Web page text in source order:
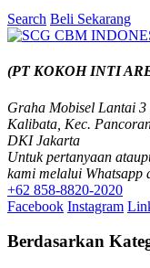
Search Beli Sekarang
(PT KOKOH INTI
Graha Mobisel Lantai
Kalibata, Kec.
DKI Jakarta
Untuk pertanyaan
kami melalui Whatsapp
+62 858-8820-2020
Facebook Instagram
Berdasarkan